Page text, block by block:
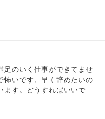
方を説明してこうすると注
の苦しいです。辞めよう
同居人に連絡を入れてもら
月頭から休み始めて病院の
と分かっていても、求人
い気がしてしまったり、理
から外れたような気がして
入れたことや年収や福利
が出来ません。 このまま
足のいく仕事ができてませ
怖いです。早く辞めたいの
す。どうすればいいです
すか？それとも、続けた方
らないことを良しとして、